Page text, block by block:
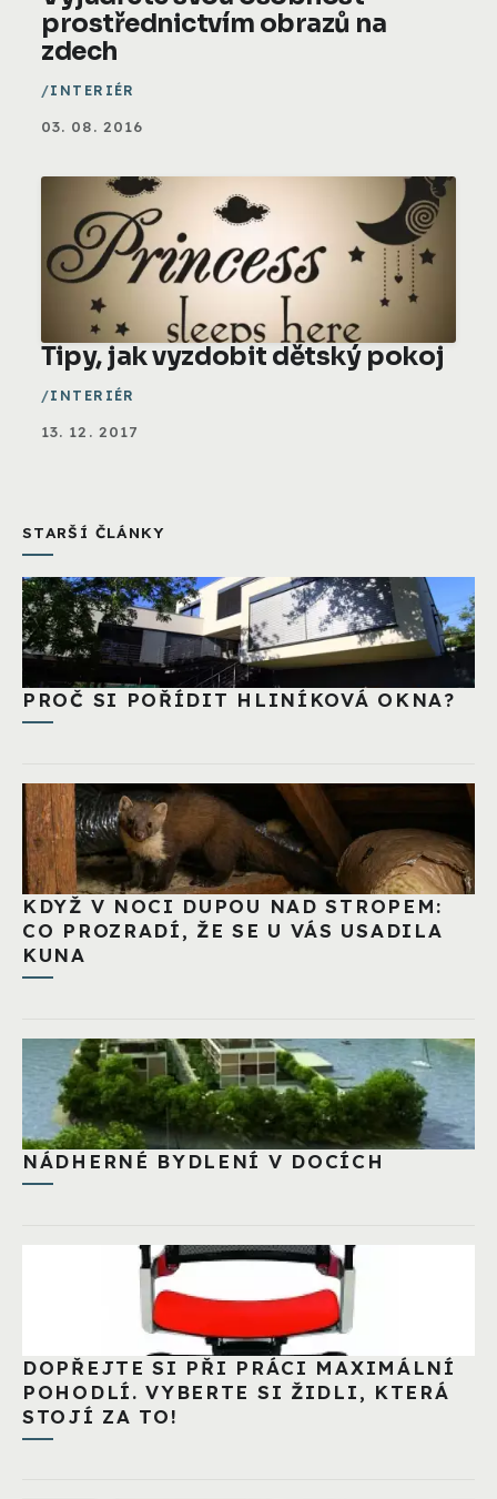
prostřednictvím obrazů na
zdech
INTERIÉR
03. 08. 2016
Tipy, jak vyzdobit dětský pokoj
INTERIÉR
13. 12. 2017
STARŠÍ ČLÁNKY
PROČ SI POŘÍDIT HLINÍKOVÁ OKNA?
KDYŽ V NOCI DUPOU NAD STROPEM:
CO PROZRADÍ, ŽE SE U VÁS USADILA
KUNA
NÁDHERNÉ BYDLENÍ V DOCÍCH
DOPŘEJTE SI PŘI PRÁCI MAXIMÁLNÍ
POHODLÍ. VYBERTE SI ŽIDLI, KTERÁ
STOJÍ ZA TO!